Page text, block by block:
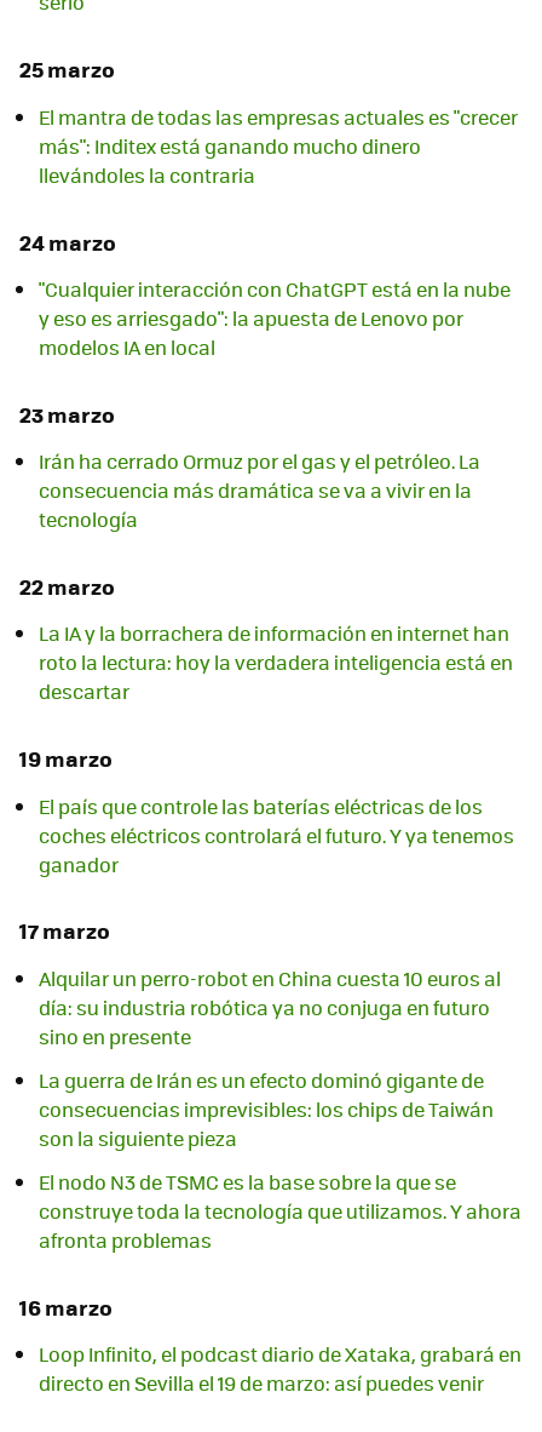
25 marzo
El mantra de todas las empresas actuales es "crecer
más": Inditex está ganando mucho dinero
llevándoles la contraria
24 marzo
"Cualquier interacción con ChatGPT está en la nube
y eso es arriesgado": la apuesta de Lenovo por
modelos IA en local
23 marzo
Irán ha cerrado Ormuz por el gas y el petróleo. La
consecuencia más dramática se va a vivir en la
tecnología
22 marzo
La IA y la borrachera de información en internet han
roto la lectura: hoy la verdadera inteligencia está en
descartar
19 marzo
El país que controle las baterías eléctricas de los
coches eléctricos controlará el futuro. Y ya tenemos
ganador
17 marzo
Alquilar un perro-robot en China cuesta 10 euros al
día: su industria robótica ya no conjuga en futuro
sino en presente
La guerra de Irán es un efecto dominó gigante de
consecuencias imprevisibles: los chips de Taiwán
son la siguiente pieza
El nodo N3 de TSMC es la base sobre la que se
construye toda la tecnología que utilizamos. Y ahora
afronta problemas
16 marzo
Loop Infinito, el podcast diario de Xataka, grabará en
directo en Sevilla el 19 de marzo: así puedes venir